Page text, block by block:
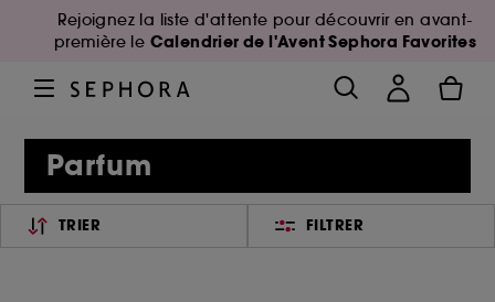
Rejoignez la liste d'attente pour découvrir en avant-
première le Calendrier de l'Avent Sephora Favorites
Parfum
TRIER FILTRER